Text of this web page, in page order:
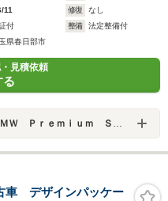
11 修復
なし
付 整備
法定整備付
県春日部市
見積依頼
る
ｉｕｍ Ｓｅｌｅｃｔｉｏｎ 春日部
デザインパッケー